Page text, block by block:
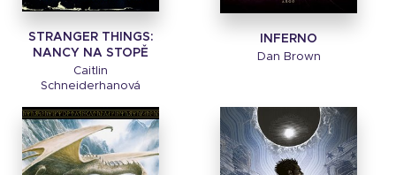
STRANGER THINGS:
NANCY NA STOPĚ
Caitlin
Schneiderhanová
INFERNO
Dan Brown